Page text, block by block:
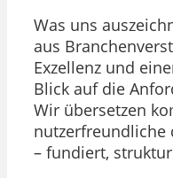
Was uns
aus
Exzellenz und
Blick auf die
Wir übersetzen
nutzerfreundliche
– fundiert,